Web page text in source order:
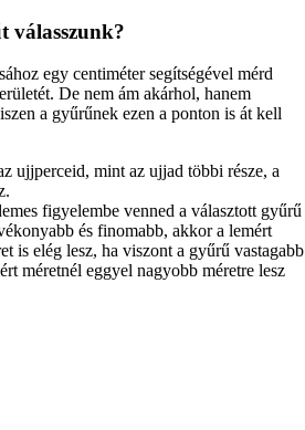
válasszunk?
egy centiméter segítségével mérd
De nem ám akárhol, hanem
a gyűrűnek ezen a ponton is át kell
ujjperceid, mint az ujjad többi része, a
figyelembe venned a választott gyűrű
és finomabb, akkor a lemért
is elég lesz, ha viszont a gyűrű vastagabb
méretnél eggyel nagyobb méretre lesz